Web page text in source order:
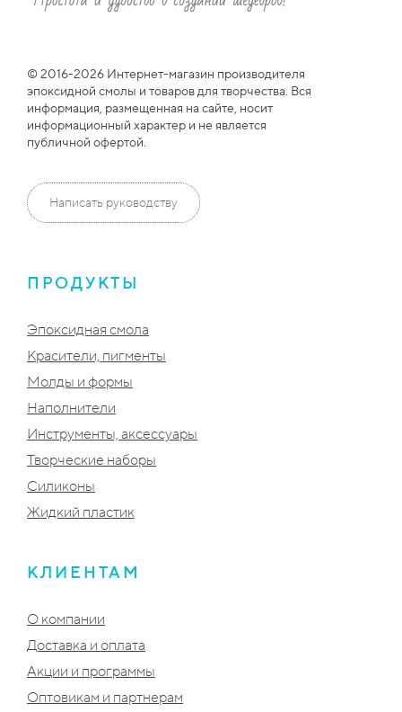
© 2016-2026 Интернет-магазин производителя
эпоксидной смолы и товаров для творчества. Вся
информация, размещенная на сайте, носит
информационный характер и не является
публичной офертой.
Написать руководству
ПРОДУКТЫ
Эпоксидная смола
Красители, пигменты
Молды и формы
Наполнители
Инструменты, аксессуары
Творческие наборы
Силиконы
Жидкий пластик
КЛИЕНТАМ
О компании
Доставка и оплата
Акции и программы
Оптовикам и партнерам